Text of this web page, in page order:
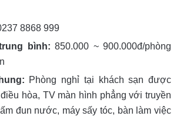
8868 999
bình: 850.000 ~ 900.000đ/phòng
Phòng nghỉ tại khách sạn được
hòa, TV màn hình phẳng với truyền
đun nước, máy sấy tóc, bàn làm việc